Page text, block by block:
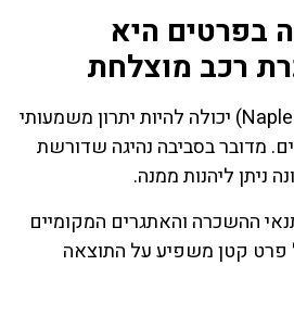
בפרטים היא
רכב מוצלחת
השכרת רכב בנאפולי (Naples) יכולה להיות יתרון משמעותי
מדובר בסביבה נהיגה שדורשת
ניתן ליהנות ממנה.
ההשכרה והאתגרים המקומיים
פרט קטן משפיע על התוצאה